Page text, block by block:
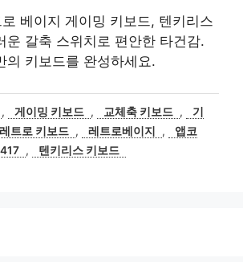
베이지 게이밍 키보드, 텐키리스
운 갈축 스위치로 편안한 타건감.
의 키보드를 완성하세요.
, 게이밍 키보드 , 교체축 키보드 ,
기
레트로 키보드 , 레트로베이지 ,
앱코
, 텐키리스 키보드